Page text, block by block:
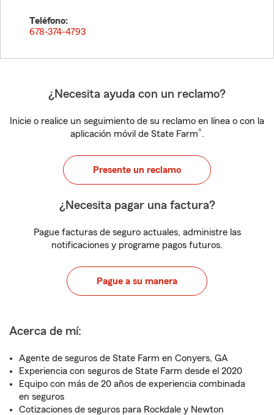
Teléfono:
678-374-4793
¿Necesita ayuda con un reclamo?
Inicie o realice un seguimiento de su reclamo en línea o con la
aplicación móvil de State Farm®.
Presente un reclamo
¿Necesita pagar una factura?
Pague facturas de seguro actuales, administre las
notificaciones y programe pagos futuros.
Pague a su manera
Acerca de mí:
Agente de seguros de State Farm en Conyers, GA
Experiencia con seguros de State Farm desde el 2020
Equipo con más de 20 años de experiencia combinada
en seguros
Cotizaciones de seguros para Rockdale y Newton